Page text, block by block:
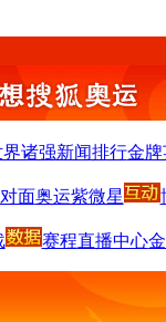
诸强新闻排行金牌
面奥运紫微星
赛程直播中心